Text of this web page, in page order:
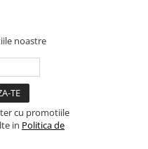
noastre
cu promotiile
in Politica de